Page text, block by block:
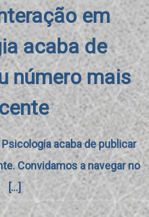
em
acaba de
número mais
acaba de publicar
Convidamos a navegar no
[...]